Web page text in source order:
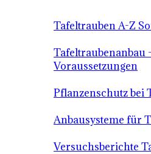
Tafeltrauben A-Z
Tafeltraubenanbau
Voraussetzungen
Pflanzenschutz bei
Anbausysteme für
Versuchsberichte